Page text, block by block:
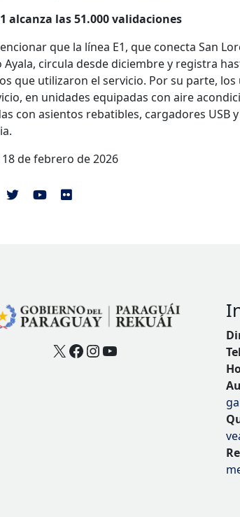
alcanza las 51.000 validaciones
que la línea E1, que conecta San
Ayala, circula desde diciembre y registra
que utilizaron el servicio. Por su parte,
en unidades equipadas con aire
con asientos rebatibles, cargadores USB
18 de febrero de 2026
X Facebook
Instagram
YouTube